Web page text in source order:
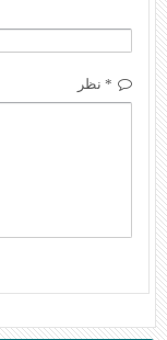
* نظر